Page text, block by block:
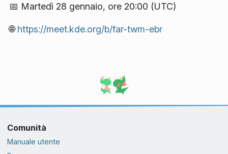
📅 Martedì 28 gennaio, ore 20:00 (UTC)
🌐https://meet.kde.org/b/far-twm-ebr
Comunità
Manuale utente